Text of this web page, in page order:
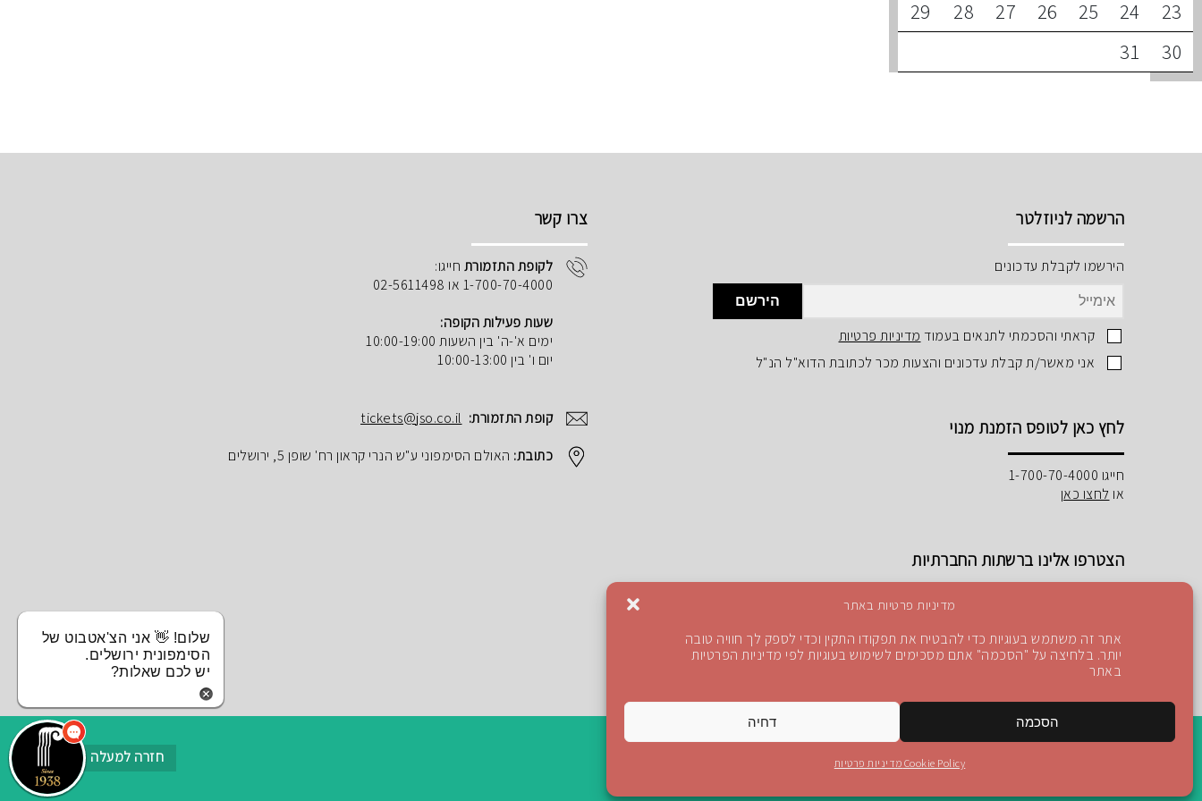
מדיניות פרטיות באתר
אתר זה משתמש בעוגיות כדי להבטיח את תפקודו התקין וכדי לספק לך חוויה טובה
יותר. בלחיצה על "הסכמה" אתם מסכימים לשימוש בעוגיות לפי מדיניות הפרטיות
באתר
הסכמה דחיה
Cookie Policy מדיניות פרטיות
23
24
25
26
27
28
29
30
31
הרשמה לניוזלטר
הירשמו לקבלת עדכונים
הירשם
קראתי והסכמתי לתנאים בעמוד מדיניות פרטיות
אני מאשר/ת קבלת עדכונים והצעות מכר לכתובת הדוא"ל הנ"ל
לחץ כאן לטופס הזמנת מנוי
חייגו 1-700-70-4000
או לחצו כאן
הצטרפו אלינו ברשתות החברתיות
facebook
YouTube
Blog
Instagram
צרו קשר
לקופת התזמורת חייגו:
1-700-70-4000 או 02-5611498
שעות פעילות הקופה:
ימים א'-ה' בין השעות 10:00-19:00
יום ו' בין 10:00-13:00
קופת התזמורת: tickets@jso.co.il
כתובת: האולם הסימפוני ע"ש הנרי קראון רח' שופן 5, ירושלים
חזרה למעלה
שלום! 👋 אני הצ'אטבוט של
הסימפונית ירושלים.
יש לכם שאלות?